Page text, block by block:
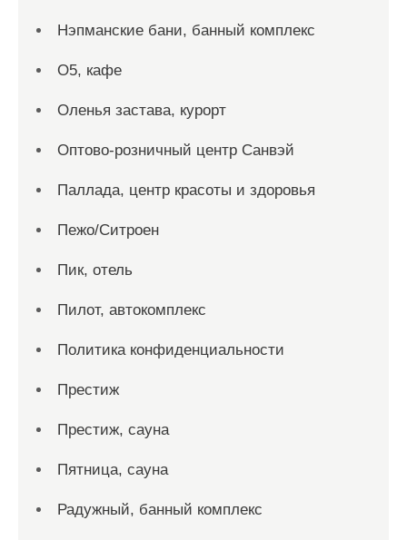
Нэпманские бани, банный комплекс
О5, кафе
Оленья застава, курорт
Оптово-розничный центр Санвэй
Паллада, центр красоты и здоровья
Пежо/Ситроен
Пик, отель
Пилот, автокомплекс
Политика конфиденциальности
Престиж
Престиж, сауна
Пятница, сауна
Радужный, банный комплекс